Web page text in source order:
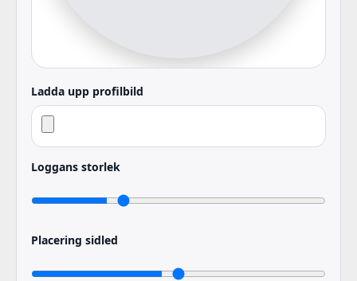
Ladda upp profilbild
Loggans storlek
Placering sidled